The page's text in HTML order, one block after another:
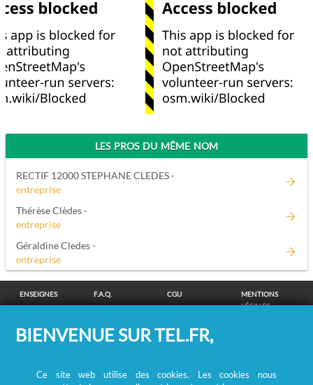
LES PROS DU MÊME NOM
RECTIF 12000 STEPHANE CLEDES -
entreprise
Thérèse Clèdes -
entreprise
Géraldine Cledes -
entreprise
ENSEIGNES F.A.Q. CGU
MENTIONS
LÉGALES
CONFIDENTIALITÉ
COOKIES
CHOIX
COOKIES
RECHERCHE DE PERSONNES
BIENVENUE SUR TEL.FR,
Ce site web utilise des cookies. Les cookies nous